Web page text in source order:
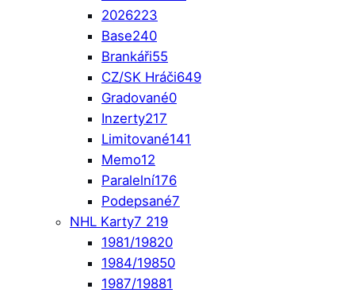
2026223
Base240
Brankáři55
CZ/SK Hráči649
Gradované0
Inzerty217
Limitované141
Memo12
Paralelní176
Podepsané7
NHL Karty7 219
1981/19820
1984/19850
1987/19881